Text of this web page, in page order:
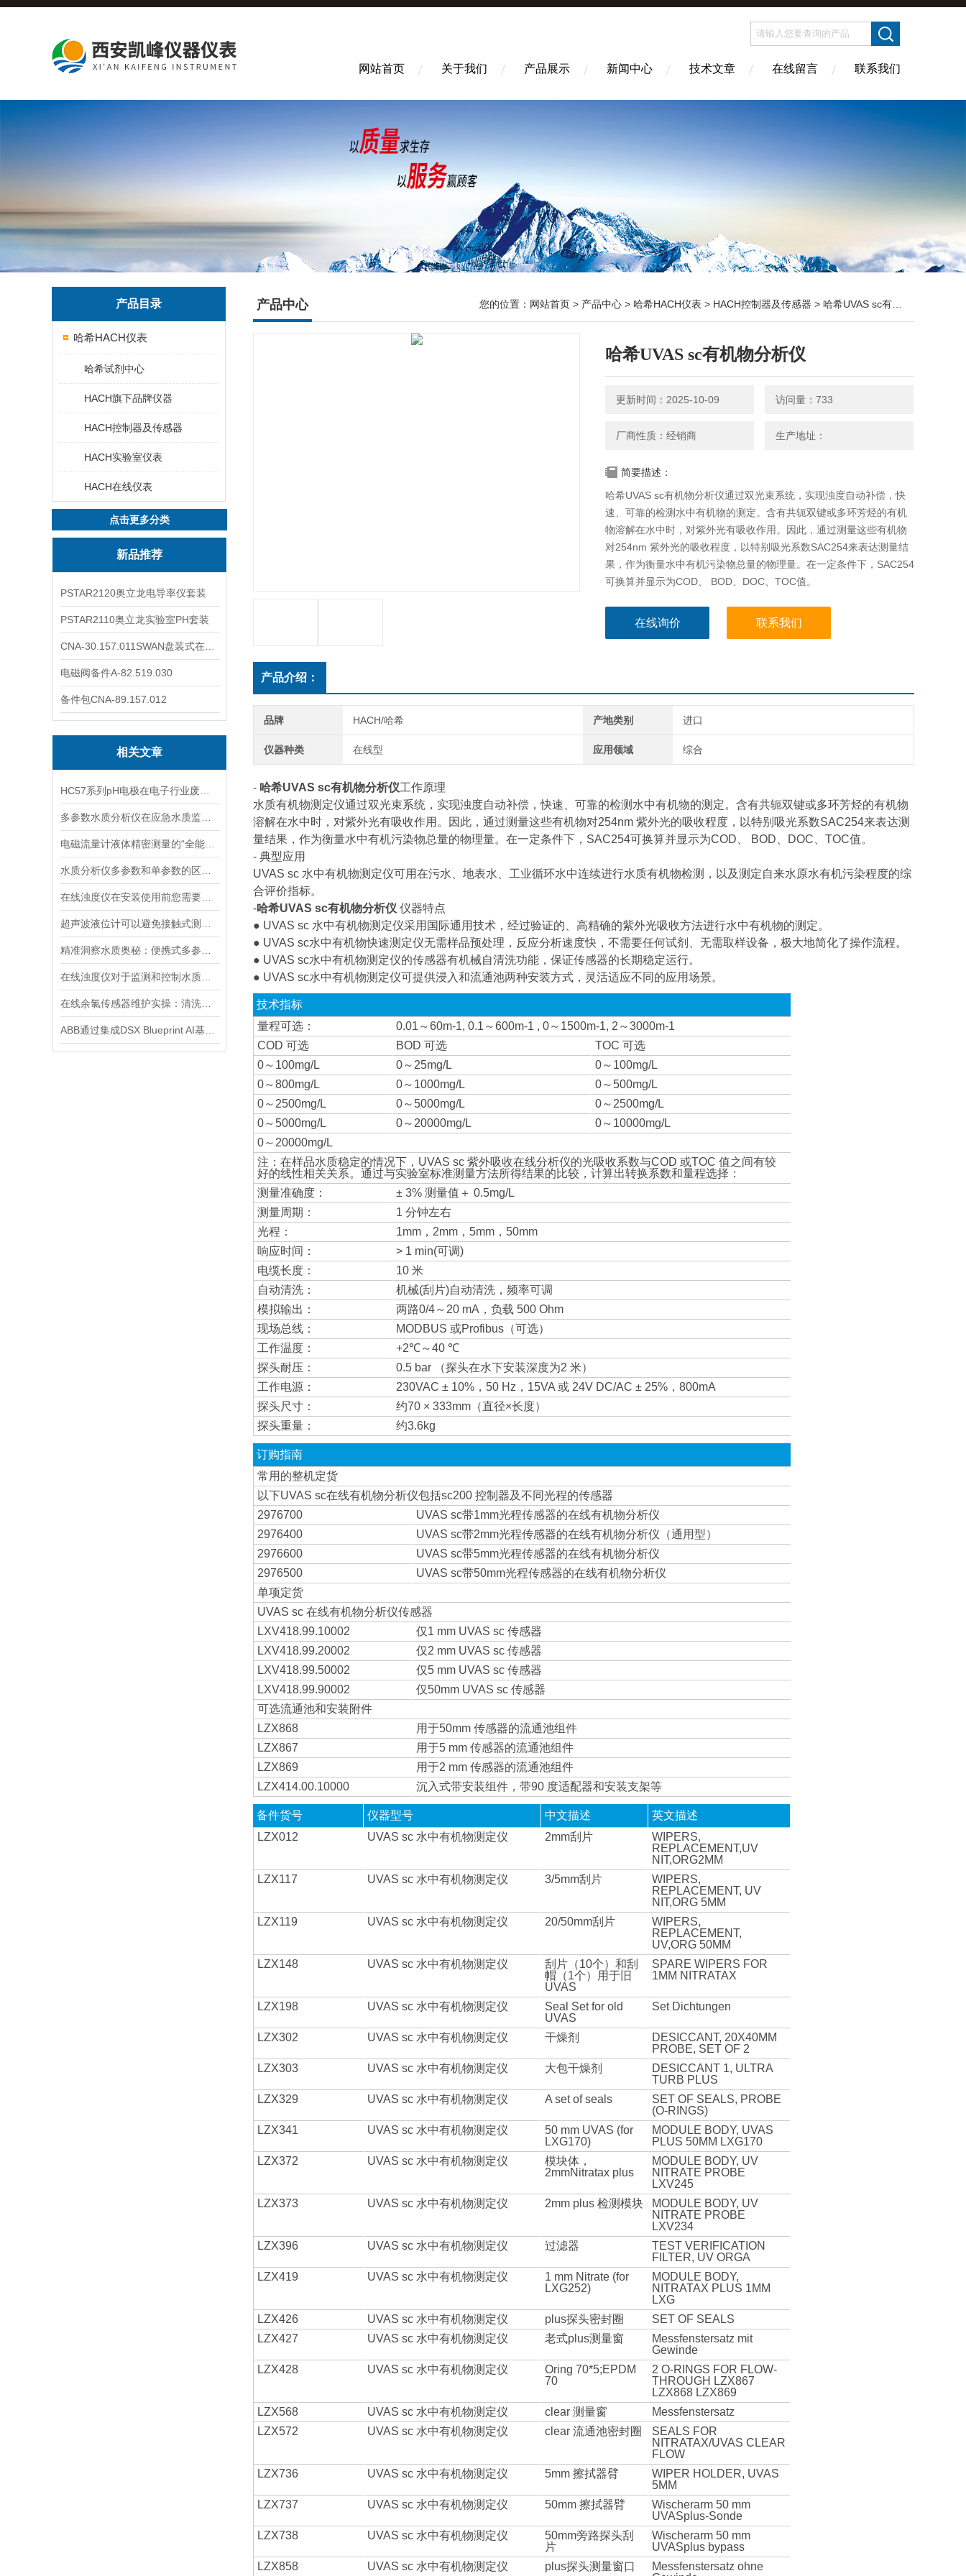
网站首页 关于我们 产品展示 新闻中心 技术文章 在线留言 联系我们
产品目录
哈希HACH仪表
哈希试剂中心
HACH旗下品牌仪器
HACH控制器及传感器
HACH实验室仪表
HACH在线仪表
点击更多分类
新品推荐
PSTAR2120奥立龙电导率仪套装
PSTAR2110奥立龙实验室PH套装
电磁阀备件A-82.519.030
备件包CNA-89.157.012
相关文章
产品中心 您的位置： 网站首页 > 产品中心 > 哈希HACH仪表 > HACH控制器及传感器 > 哈希UVAS sc有机物分析仪
哈希UVAS sc有机物分析仪
更新时间：2025-10-09 访问量：733
厂商性质：经销商 生产地址：
简要描述：
哈希UVAS sc有机物分析仪通过双光束系统，实现浊度自动补偿，快
速、可靠的检测水中有机物的测定。含有共轭双键或多环芳烃的有机
物溶解在水中时，对紫外光有吸收作用。因此，通过测量这些有机物
对254nm 紫外光的吸收程度，以特别吸光系数SAC254来表达测量结
果，作为衡量水中有机污染物总量的物理量。在一定条件下，SAC254
可换算并显示为COD、 BOD、DOC、TOC值。
在线询价 联系我们
产品介绍：
品牌 HACH/哈希 产地类别 进口
仪器种类 在线型 应用领域 综合
- 哈希UVAS sc有机物分析仪工作原理
水质有机物测定仪通过双光束系统，实现浊度自动补偿，快速、可靠的检测水中有机物的测定。含有共轭双键或多环芳烃的有机物
溶解在水中时，对紫外光有吸收作用。因此，通过测量这些有机物对254nm 紫外光的吸收程度，以特别吸光系数SAC254来表达测
量结果，作为衡量水中有机污染物总量的物理量。在一定条件下，SAC254可换算并显示为COD、 BOD、DOC、TOC值。
- 典型应用
UVAS sc 水中有机物测定仪可用在污水、地表水、工业循环水中连续进行水质有机物检测，以及测定自来水原水有机污染程度的综
合评价指标。
-哈希UVAS sc有机物分析仪 仪器特点
● UVAS sc 水中有机物测定仪采用国际通用技术，经过验证的、高精确的紫外光吸收方法进行水中有机物的测定。
● UVAS sc水中有机物快速测定仪无需样品预处理，反应分析速度快，不需要任何试剂、无需取样设备，极大地简化了操作流程。
● UVAS sc水中有机物测定仪的传感器有机械自清洗功能，保证传感器的长期稳定运行。
● UVAS sc水中有机物测定仪可提供浸入和流通池两种安装方式，灵活适应不同的应用场景。
技术指标
量程可选：
0.01～60m-1, 0.1～600m-1 , 0～1500m-1, 2～3000m-1
COD 可选
BOD 可选
TOC 可选
0～100mg/L
0～25mg/L
0～100mg/L
0～800mg/L
0～1000mg/L
0～500mg/L
0～2500mg/L
0～5000mg/L
0～2500mg/L
0～5000mg/L
0～20000mg/L
0～10000mg/L
0～20000mg/L
注：在样品水质稳定的情况下，UVAS sc 紫外吸收在线分析仪的光吸收系数与COD 或TOC 值之间有较
好的线性相关关系。通过与实验室标准测量方法所得结果的比较，计算出转换系数和量程选择：
测量准确度：
± 3% 测量值＋ 0.5mg/L
测量周期：
1 分钟左右
光程：
1mm，2mm，5mm，50mm
响应时间：
> 1 min(可调)
电缆长度：
10 米
自动清洗：
机械(刮片)自动清洗，频率可调
模拟输出：
两路0/4～20 mA，负载 500 Ohm
现场总线：
MODBUS 或Profibus（可选）
工作温度：
+2℃～40 ℃
探头耐压：
0.5 bar （探头在水下安装深度为2 米）
工作电源：
230VAC ± 10%，50 Hz，15VA 或 24V DC/AC ± 25%，800mA
探头尺寸：
约70 × 333mm（直径×长度）
探头重量：
约3.6kg
订购指南
常用的整机定货
以下UVAS sc在线有机物分析仪包括sc200 控制器及不同光程的传感器
2976700
UVAS sc带1mm光程传感器的在线有机物分析仪
2976400
UVAS sc带2mm光程传感器的在线有机物分析仪（通用型）
2976600
UVAS sc带5mm光程传感器的在线有机物分析仪
2976500
UVAS sc带50mm光程传感器的在线有机物分析仪
单项定货
UVAS sc 在线有机物分析仪传感器
LXV418.99.10002
仅1 mm UVAS sc 传感器
LXV418.99.20002
仅2 mm UVAS sc 传感器
LXV418.99.50002
仅5 mm UVAS sc 传感器
LXV418.99.90002
仅50mm UVAS sc 传感器
可选流通池和安装附件
LZX868
用于50mm 传感器的流通池组件
LZX867
用于5 mm 传感器的流通池组件
LZX869
用于2 mm 传感器的流通池组件
LZX414.00.10000
沉入式带安装组件，带90 度适配器和安装支架等
备件货号 仪器型号 中文描述
英文描述
LZX012
UVAS sc 水中有机物测定仪 2mm刮片
WIPERS,
REPLACEMENT,UV
NIT,ORG2MM
LZX117
UVAS sc 水中有机物测定仪 3/5mm刮片
WIPERS,
REPLACEMENT, UV
NIT,ORG 5MM
LZX119
UVAS sc 水中有机物测定仪 20/50mm刮片
WIPERS,
REPLACEMENT,
UV,ORG 50MM
LZX148
UVAS sc 水中有机物测定仪
刮片（10个）和刮
帽（1个）用于旧
UVAS
SPARE WIPERS FOR
1MM NITRATAX
LZX198 UVAS sc 水中有机物测定仪
Seal Set for old
UVAS
Set Dichtungen
LZX302 UVAS sc 水中有机物测定仪 干燥剂
DESICCANT, 20X40MM
PROBE, SET OF 2
LZX303
UVAS sc 水中有机物测定仪 大包干燥剂
DESICCANT 1, ULTRA
TURB PLUS
LZX329
UVAS sc 水中有机物测定仪 A set of seals
SET OF SEALS, PROBE
(O-RINGS)
LZX341
UVAS sc 水中有机物测定仪
50 mm UVAS (for
LXG170)
MODULE BODY, UVAS
PLUS 50MM LXG170
LZX372
UVAS sc 水中有机物测定仪
模块体，
2mmNitratax plus
MODULE BODY, UV
NITRATE PROBE
LXV245
LZX373
UVAS sc 水中有机物测定仪 2mm plus 检测模块
MODULE BODY, UV
NITRATE PROBE
LXV234
LZX396
UVAS sc 水中有机物测定仪 过滤器
TEST VERIFICATION
FILTER, UV ORGA
LZX419
UVAS sc 水中有机物测定仪
1 mm Nitrate (for
LXG252)
MODULE BODY,
NITRATAX PLUS 1MM
LXG
LZX426
UVAS sc 水中有机物测定仪 plus探头密封圈
SET OF SEALS
LZX427
UVAS sc 水中有机物测定仪 老式plus测量窗
Messfenstersatz mit
Gewinde
LZX428
UVAS sc 水中有机物测定仪
Oring 70*5;EPDM
70
2 O-RINGS FOR FLOW-
THROUGH LZX867
LZX868 LZX869
LZX568
UVAS sc 水中有机物测定仪 clear 测量窗
Messfenstersatz
LZX572
UVAS sc 水中有机物测定仪 clear 流通池密封圈
SEALS FOR
NITRATAX/UVAS CLEAR
FLOW
LZX736
UVAS sc 水中有机物测定仪 5mm 擦拭器臂
WIPER HOLDER, UVAS
5MM
LZX737
UVAS sc 水中有机物测定仪 50mm 擦拭器臂
Wischerarm 50 mm
UVASplus-Sonde
LZX738
UVAS sc 水中有机物测定仪
50mm旁路探头刮
片
Wischerarm 50 mm
UVASplus bypass
LZX858
UVAS sc 水中有机物测定仪 plus探头测量窗口
Messfenstersatz ohne